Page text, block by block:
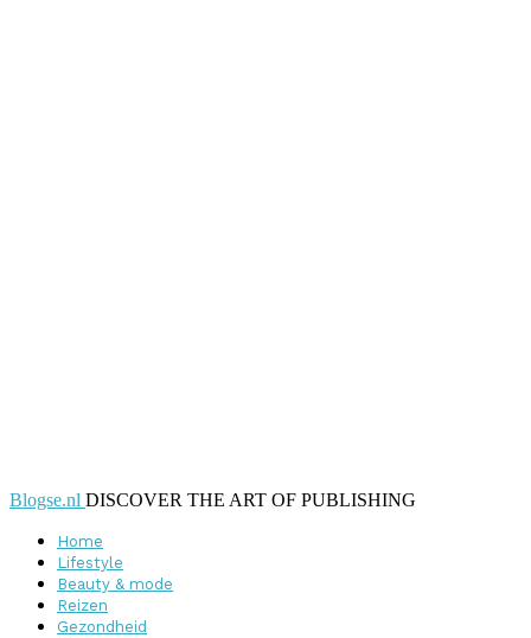
Blogse.nl DISCOVER THE ART OF PUBLISHING
Home
Lifestyle
Beauty & mode
Reizen
Gezondheid